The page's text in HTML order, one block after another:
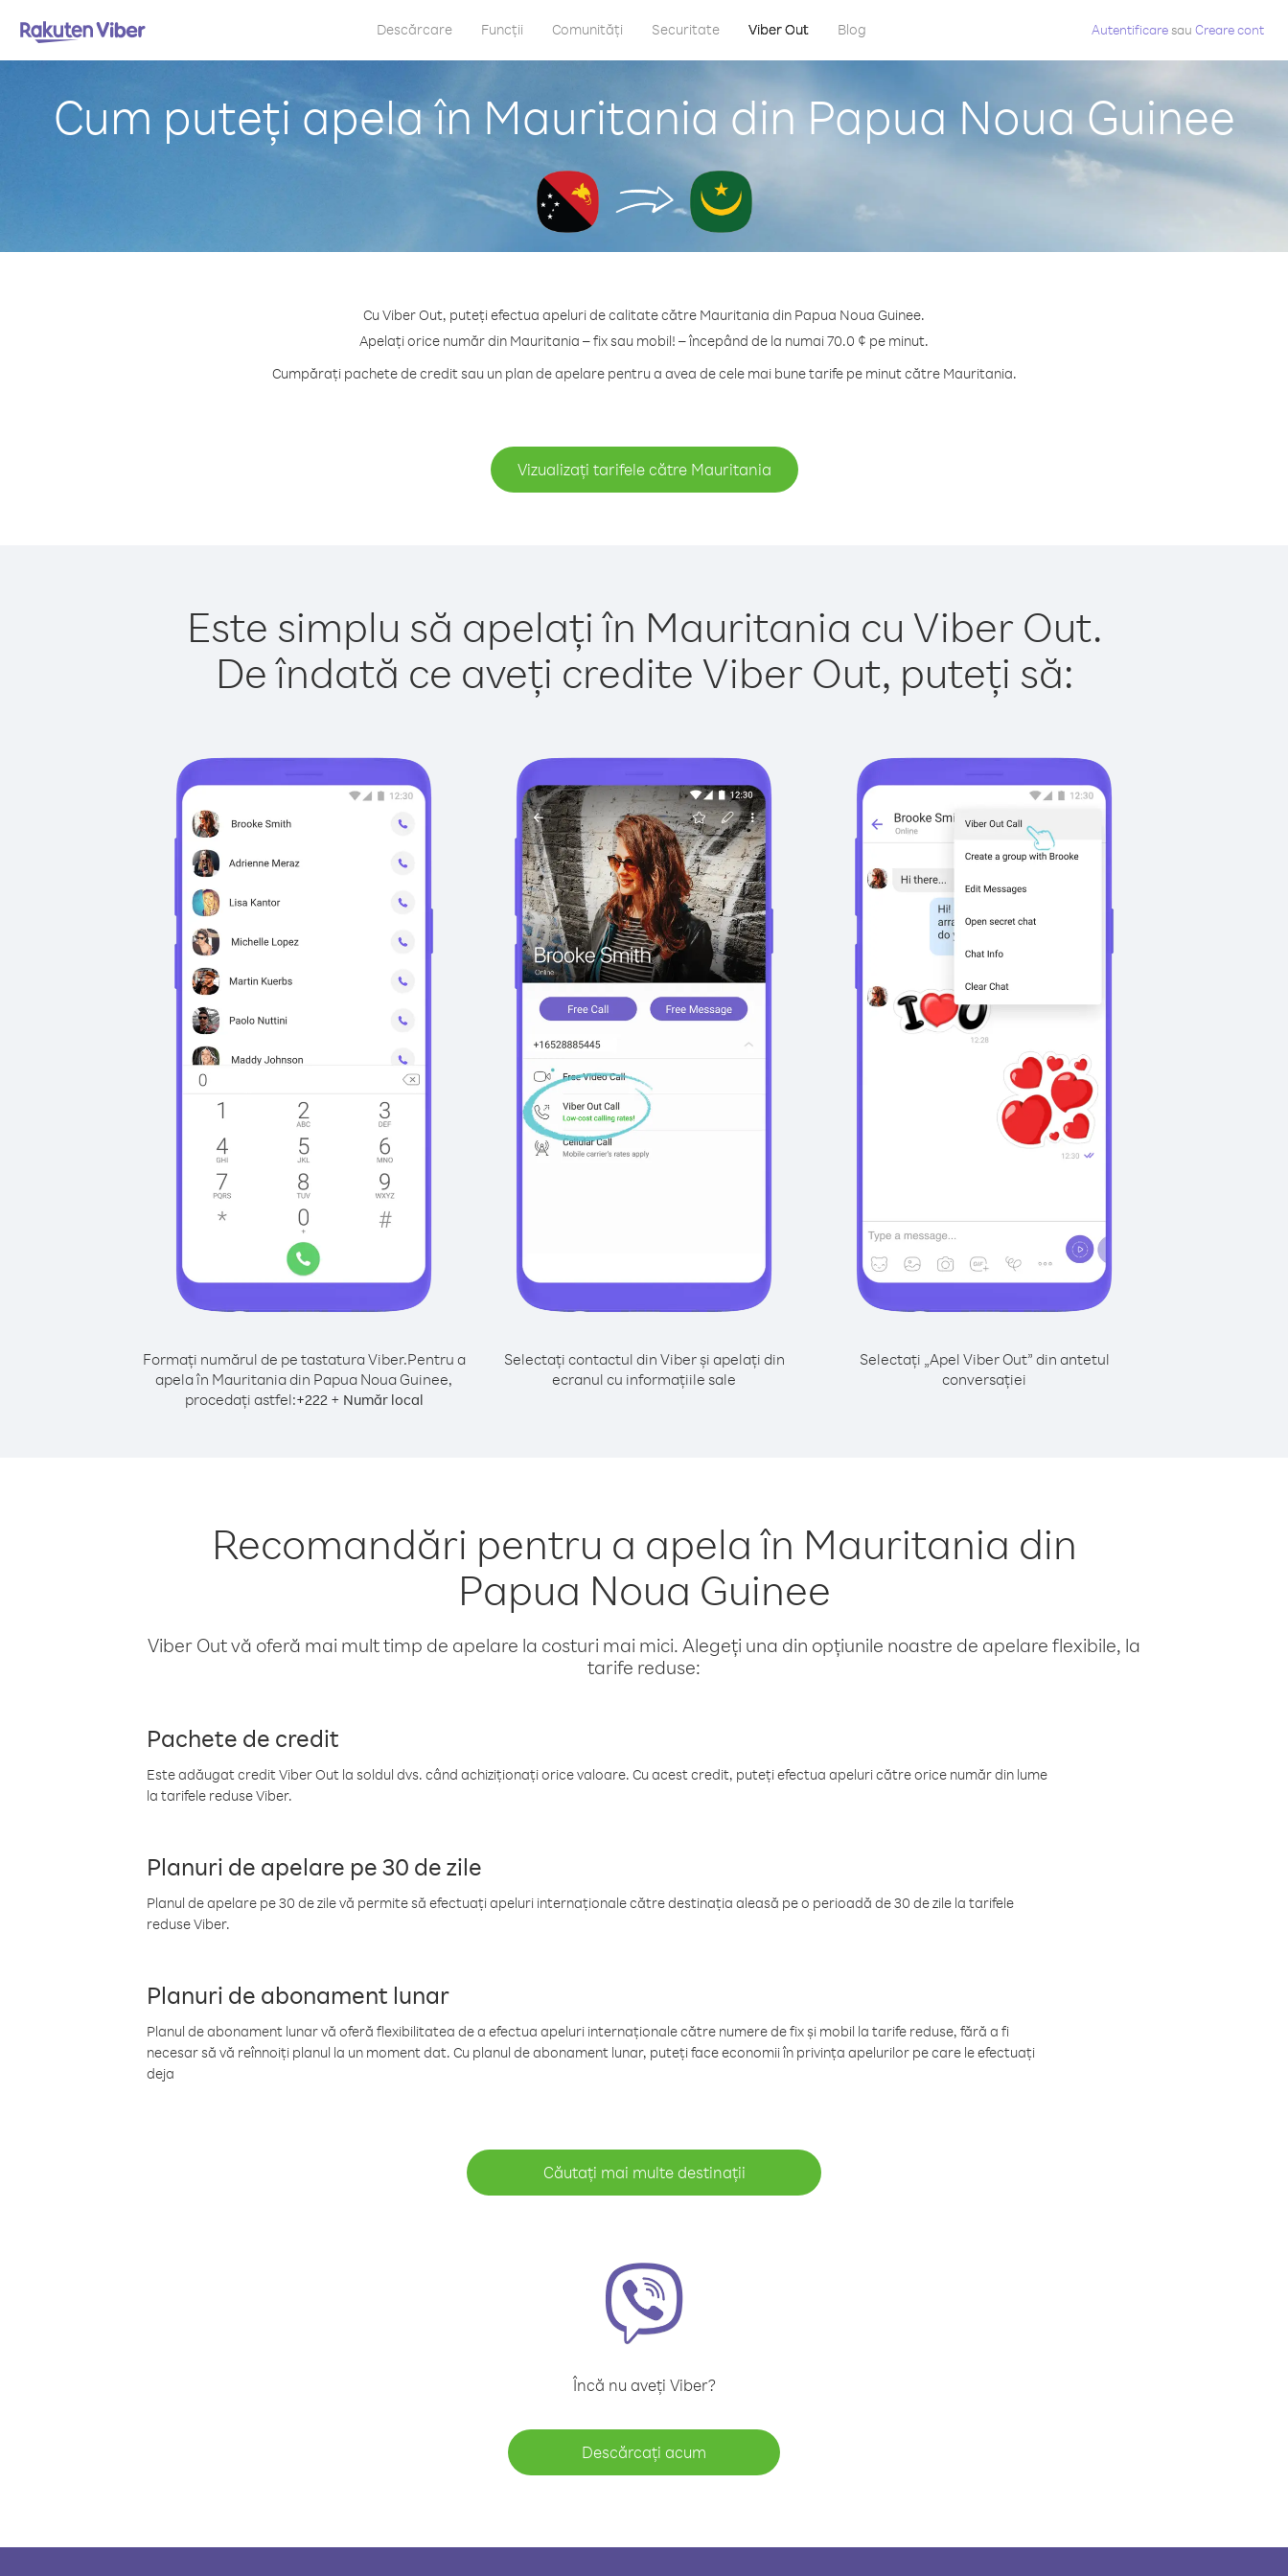
Descărcare Funcții Comunități Securitate Viber Out Blog Autentificaresau Creare cont
Cum puteți apela în Mauritania din Papua Noua Guinee
Cu Viber Out, puteți efectua apeluri de calitate către Mauritania din Papua Noua Guinee.
Apelați orice număr din Mauritania – fix sau mobil! – începând de la numai 70.0 ¢ pe minut.
Cumpărați pachete de credit sau un plan de apelare pentru a avea de cele mai bune tarife pe minut către Mauritania.
Vizualizați tarifele către Mauritania
Este simplu să apelați în Mauritania cu Viber Out.
De îndată ce aveți credite Viber Out, puteți să:
Formați numărul de pe tastatura Viber.Pentru a
apela în Mauritania din Papua Noua Guinee,
procedați astfel:+222+ Număr local
Selectați contactul din Viber și apelați din
ecranul cu informațiile sale
Selectați „Apel Viber Out” din antetul
conversației
Recomandări pentru a apela în Mauritania din
Papua Noua Guinee
Viber Out vă oferă mai mult timp de apelare la costuri mai mici. Alegeți una din opțiunile noastre de apelare flexibile, la
tarife reduse:
Pachete de credit
Este adăugat credit Viber Out la soldul dvs. când achiziționați orice valoare. Cu acest credit, puteți efectua apeluri către orice număr din lume
la tarifele reduse Viber.
Planuri de apelare pe 30 de zile
Planul de apelare pe 30 de zile vă permite să efectuați apeluri internaționale către destinația aleasă pe o perioadă de 30 de zile la tarifele
reduse Viber.
Planuri de abonament lunar
Planul de abonament lunar vă oferă flexibilitatea de a efectua apeluri internaționale către numere de fix și mobil la tarife reduse, fără a fi
necesar să vă reînnoiți planul la un moment dat. Cu planul de abonament lunar, puteți face economii în privința apelurilor pe care le efectuați
deja
Căutați mai multe destinații
Încă nu aveți Viber?
Descărcați acum